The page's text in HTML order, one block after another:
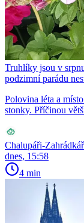
Truhlíky jsou v
podzimní parádu
Polovina léta a
stonky. Příčinou
Chalupáři-
dnes, 15:58
4 min